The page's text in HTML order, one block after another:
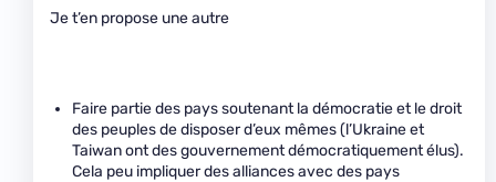
Je t’en propose une autre
Faire partie des pays soutenant la démocratie et le droit
des peuples de disposer d’eux mêmes (l’Ukraine et
Taiwan ont des gouvernement démocratiquement élus).
Cela peu impliquer des alliances avec des pays